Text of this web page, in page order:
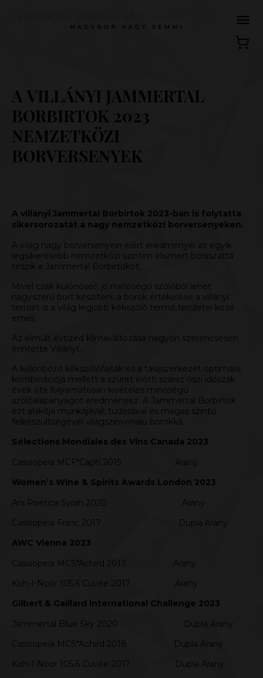
A VILLÁNYI JAMMERTAL
BORBIRTOK 2023
NEMZETKÖZI
BORVERSENYEK
A villányi Jammertal Borbirtok 2023-ban is folytatta
sikersorozatát a nagy nemzetközi borversenyeken.
A világ nagy borversenyein elért eredményei az egyik
legsikeresebb nemzetközi szinten elismert borászattá
teszik a Jammertal Borbirtokot.
Mivel csak különösen jó minőségű szőlőből lehet
nagyszerű bort készíteni, a borok értékelése a villányi
terroirt is a világ legjobb kékszőlő termő területei közé
emeli.
Az elmúlt évtized klímaváltozása nagyon szerencsésen
érintette Villányt.
A különböző kékszőlőfajták és a talajszerkezet optimális
kombinációja mellett a szüret előtti száraz őszi időszak
évek óta folyamatosan kivételes minőségű
szőlőalapanyagot eredményez. A Jammertal Borbirtok
ezt alakítja munkájával, tudásával és magas szintű
felkészültségével világszínvonalú borokká.
Sélections Mondiales des Vins Canada 2023
Cassiopeia MCF*Caph 2015 Arany
Women’s Wine & Spirits Awards London 2023
Ars Poetica Syrah 2020 Arany
Cassiopeia Franc 2017 Dupla Arany
AWC Vienna 2023
Cassiopeia MCS*Achird 2017 Arany
Koh-I-Noor 105.6 Cuvée 2017 Arany
Gilbert & Gaillard International Challenge 2023
Jammertal Blue Sky 2020 Dupla Arany
Cassiopeia MCS*Achird 2018 Dupla Arany
Koh-I-Noor 105.6 Cuvée 2017 Dupla Arany